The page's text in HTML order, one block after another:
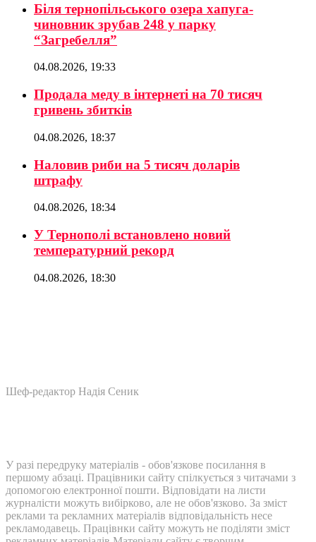
Біля тернопільського озера хапуга-
чиновник зрубав 248 у парку
“Загребелля”
04.08.2026, 19:33
Продала меду в інтернеті на 70 тисяч
гривень збитків
04.08.2026, 18:37
Наловив риби на 5 тисяч доларів
штрафу
04.08.2026, 18:34
У Тернополі встановлено новий
температурний рекорд
04.08.2026, 18:30
Шеф-редактор Надія Сеник
У разі передруку матеріалів - обов'язкове посилання в
першому абзаці. Працівники сайту спілкується з читачами з
допомогою електронної пошти. Відповідати на листи
журналісти можуть вибірково, але не обов'язково. За зміст
реклами та рекламних матеріалів відповідальність несе
рекламодавець. Працівнки сайту можуть не поділяти зміст